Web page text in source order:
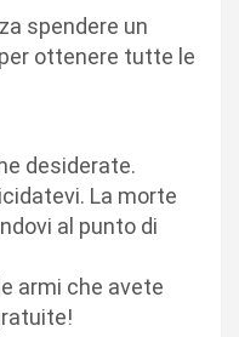
spendere un
ottenere tutte le
desiderate.
La morte
al punto di
armi che avete